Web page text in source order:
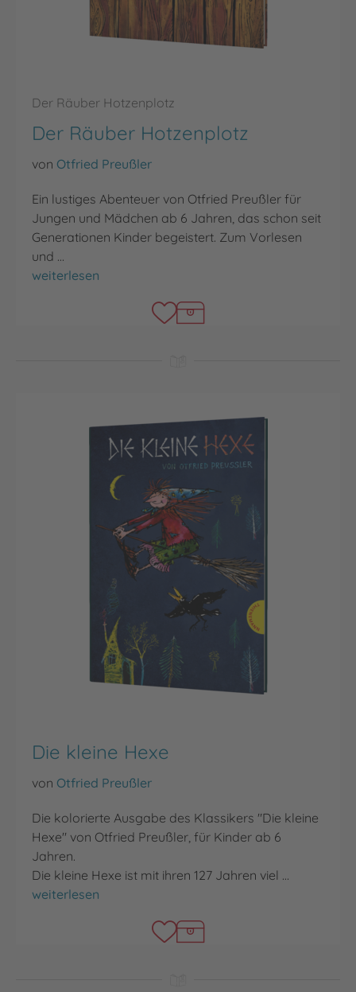
Der Räuber Hotzenplotz
Der Räuber Hotzenplotz
von Otfried Preußler
Ein lustiges Abenteuer von Otfried Preußler für
Jungen und Mädchen ab 6 Jahren, das schon seit
Generationen Kinder begeistert. Zum Vorlesen
und …
Der Räuber Hotzenplotz
weiterlesen
Die kleine Hexe
von Otfried Preußler
Die kolorierte Ausgabe des Klassikers "Die kleine
Hexe" von Otfried Preußler, für Kinder ab 6
Jahren.
Die kleine Hexe ist mit ihren 127 Jahren viel …
Die kleine Hexe
weiterlesen